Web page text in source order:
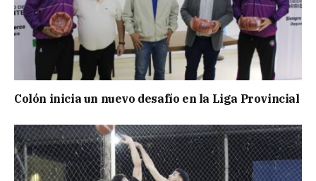
Colón inicia un nuevo desafío en la Liga Provincial